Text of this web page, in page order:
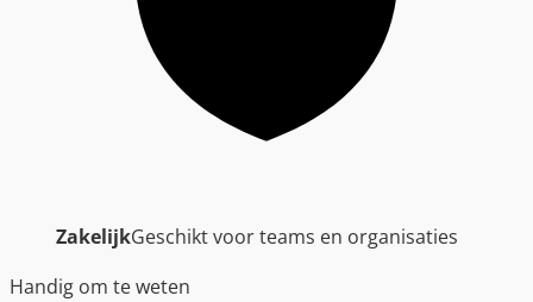
ZakelijkGeschikt voor teams en organisaties
Handig om te weten